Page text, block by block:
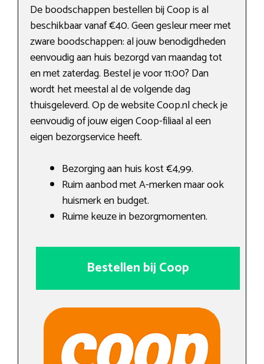
De boodschappen bestellen bij Coop is al
beschikbaar vanaf €40. Geen gesleur meer met
zware boodschappen: al jouw benodigdheden
eenvoudig aan huis bezorgd van maandag tot
en met zaterdag. Bestel je voor 11:00? Dan
wordt het meestal al de volgende dag
thuisgeleverd. Op de website Coop.nl check je
eenvoudig of jouw eigen Coop-filiaal al een
eigen bezorgservice heeft.
Bezorging aan huis kost €4,99.
Ruim aanbod met A-merken maar ook
huismerk en budget.
Ruime keuze in bezorgmomenten.
Bestellen bij Coop